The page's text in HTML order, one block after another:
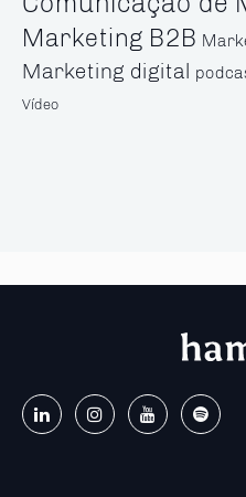
Marketing B2B
Marketing digital
Vídeo